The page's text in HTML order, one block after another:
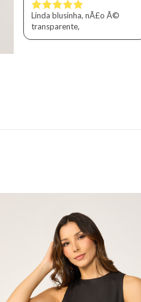
Linda blusinha, nÃ£o Ã©
transparente,